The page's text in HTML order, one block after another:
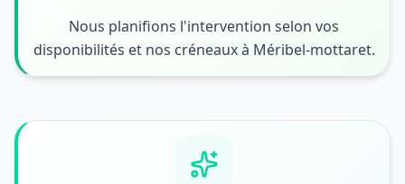
Nous planifions l'intervention selon vos
disponibilités et nos créneaux à Méribel-mottaret.